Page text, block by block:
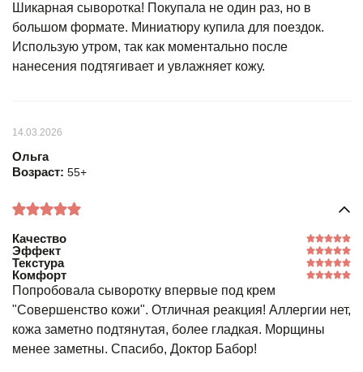
Шикарная сыворотка! Покупала не один раз, но в
большом формате. Миниатюру купила для поездок.
Использую утром, так как моментально после
нанесения подтягивает и увлажняет кожу.
14.03.2026
Ольга
Возраст: 55+
Качество
Эффект
Текстура
Комфорт
Попробовала сыворотку впервые под крем
"Совершенство кожи". Отличная реакция! Аллергии нет,
кожа заметно подтянутая, более гладкая. Морщины
менее заметны. Спасибо, Доктор Бабор!